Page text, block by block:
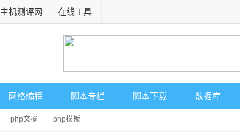
主机测评网 在线工具
网络编程 脚本专栏 脚本下载 数据库
php文摘 php模板